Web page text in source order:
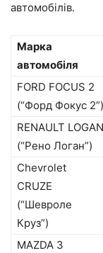
автомобілів.
Марка
автомобіля
FORD FOCUS 2
(“Форд Фокус 2”)
RENAULT LOGAN
(“Рено Логан”)
Chevrolet
CRUZE
(“Шевроле
Круз”)
MAZDA 3